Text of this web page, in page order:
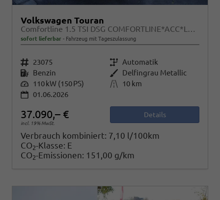
Volkswagen Touran
Comfortline 1.5 TSI DSG COMFORTLINE*ACC*LED*PDC*KAMERA*NAVI*SHZ* 7-SITZER 17-ZOLL
sofort lieferbar Fahrzeug mit Tageszulassung
Fahrzeugnr. 23075 Getriebe Automatik
Kraftstoff Benzin Außenfarbe Delfingrau Metallic
Leistung 110 kW (150 PS) Kilometerstand
10 km
01.06.2026
37.090,– €
incl. 19% MwSt.
Details
Verbrauch kombiniert: 7,10 l/100km
CO2-Klasse: E
CO2-Emissionen: 151,00 g/km